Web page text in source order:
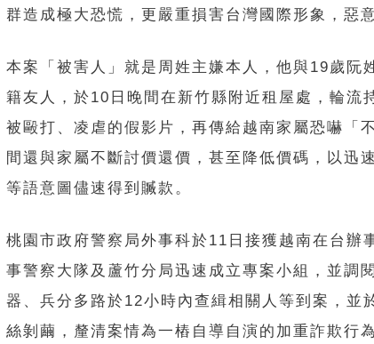
群造成極大恐慌，更嚴重損害台灣國際形象，惡
本案「被害人」就是周姓主嫌本人，他與19歲阮
籍友人，於10日晚間在新竹縣附近租屋處，輪流
被毆打、凌虐的假影片，再傳給越南家屬恐嚇「
間還與家屬不斷討價還價，甚至降低價碼，以迅
等語意圖儘速得到贓款。
桃園市政府警察局外事科於11日接獲越南在台辦
事警察大隊及蘆竹分局迅速成立專案小組，並調
器、兵分多路於12小時內查緝相關人等到案，並
絲剝繭，釐清案情為一樁自導自演的加重詐欺行為